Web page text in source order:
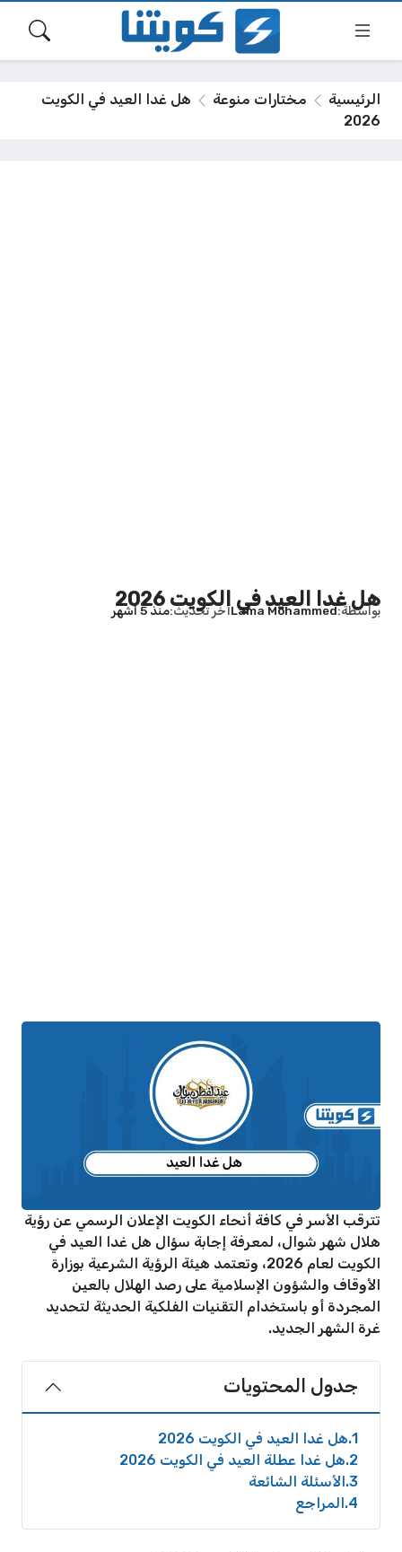
الرئيسية مختارات منوعة
هل غدا العيد في الكويت
2026
هل غدا العيد في الكويت 2026
بواسطة Lama Mohammedآخر تحديث منذ 5 أشهر
تترقب الأسر في كافة أنحاء الكويت الإعلان الرسمي عن رؤية
هلال شهر شوال، لمعرفة إجابة سؤال هل غدا العيد في
الكويت لعام 2026، وتعتمد هيئة الرؤية الشرعية بوزارة
الأوقاف والشؤون الإسلامية على رصد الهلال بالعين
المجردة أو باستخدام التقنيات الفلكية الحديثة لتحديد
غرة الشهر الجديد.
جدول المحتويات
1 هل غدا العيد في الكويت 2026
2 هل غدا عطلة العيد في الكويت 2026
3 الأسئلة الشائعة
4 المراجع